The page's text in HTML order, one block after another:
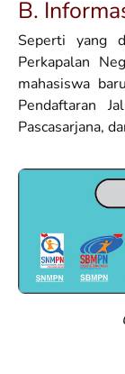
B.
Seperti yang
Perkapalan
mahasiswa
Pendaftaran
Pascasarjana,